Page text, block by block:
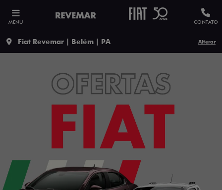
MENU CONTATO
Fiat Revemar | Belém | PA Alterar